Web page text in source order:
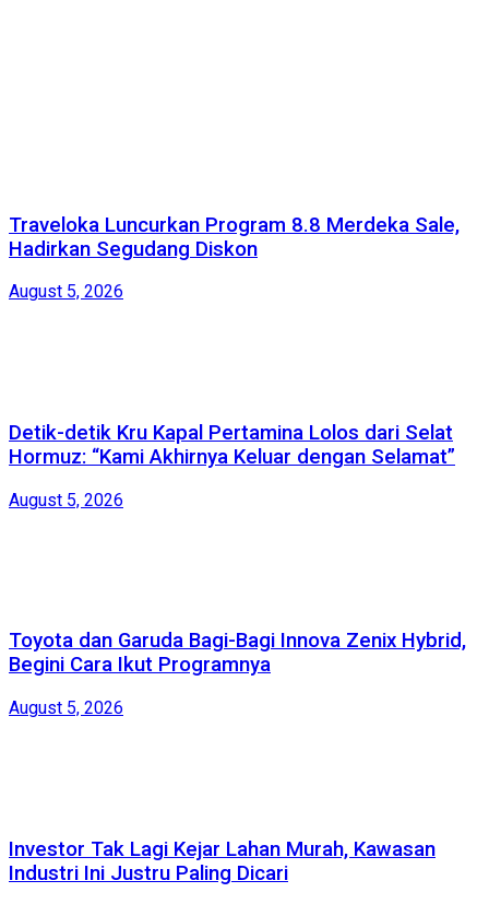
Traveloka Luncurkan Program 8.8 Merdeka Sale,
Hadirkan Segudang Diskon
August 5, 2026
Detik-detik Kru Kapal Pertamina Lolos dari Selat
Hormuz: “Kami Akhirnya Keluar dengan Selamat”
August 5, 2026
Toyota dan Garuda Bagi-Bagi Innova Zenix Hybrid,
Begini Cara Ikut Programnya
August 5, 2026
Investor Tak Lagi Kejar Lahan Murah, Kawasan
Industri Ini Justru Paling Dicari